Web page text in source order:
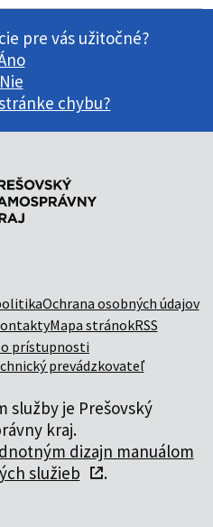
pre vás užitočné?
Nie
chybu?
Ochrana osobných údajov
Mapa stránokRSS
o prístupnosti
prevádzkovateľ
služby je Prešovský
kraj.
dizajn manuálom
služieb
.